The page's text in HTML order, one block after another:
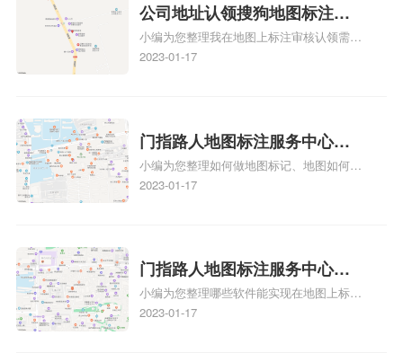
图标注服务中心面的存在。对于一些客户来
说，实体指路人地
公司地址认领搜狗地图标注多
久审核？公司地址认领地图标
注多久审核？
小编为您整理我在地图上标注审核认领需要
多久、我在地图上标注审核认领需要多久
情可查看下方正文！
2023-01-17
门指路人地图标注服务中心如
何做花小猪打车地图位置标
记？门指路人地图标注服务中
小编为您整理如何做地图标记、地图如何做
标记、so搜街景中如何做标记、360e启花贷
关地图标注知识，详情可查看下方正文！
2023-01-17
门指路人地图标注服务中心地
图位置地址标记？门指路人地
图标注服务中心苹果地图位置
小编为您整理哪些软件能实现在地图上标记
门指路人地图标注服务中心位置、门指路人
2023-01-17